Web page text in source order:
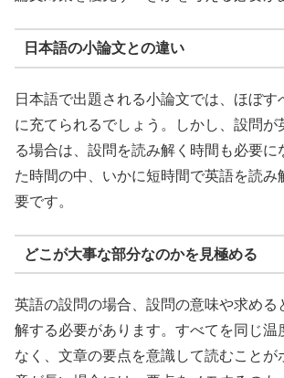
日本語の小論文との違い
日本語で出題される小論文では、ほぼす
に充てられるでしょう。しかし、設問が
る場合は、設問を読み解く時間も必要に
た時間の中、いかに短時間で英語を読み
要です。
どこが大事な部分なのかを見極める
英語の設問の場合、設問の意味や求める
解する必要があります。すべてを同じ温
なく、文章の要点を意識して読むことが